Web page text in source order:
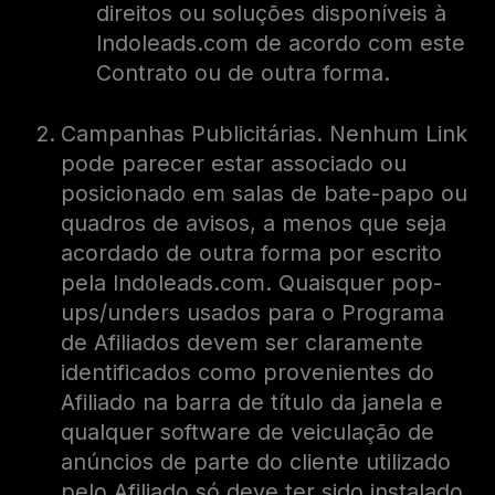
direitos ou soluções disponíveis à
Indoleads.com de acordo com este
Contrato ou de outra forma.
Campanhas Publicitárias. Nenhum Link
pode parecer estar associado ou
posicionado em salas de bate-papo ou
quadros de avisos, a menos que seja
acordado de outra forma por escrito
pela Indoleads.com. Quaisquer pop-
ups/unders usados ​​para o Programa
de Afiliados devem ser claramente
identificados como provenientes do
Afiliado na barra de título da janela e
qualquer software de veiculação de
anúncios de parte do cliente utilizado